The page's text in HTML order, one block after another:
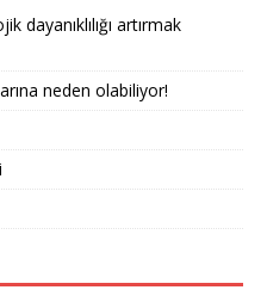
dayanıklılığı artırmak
neden olabiliyor!